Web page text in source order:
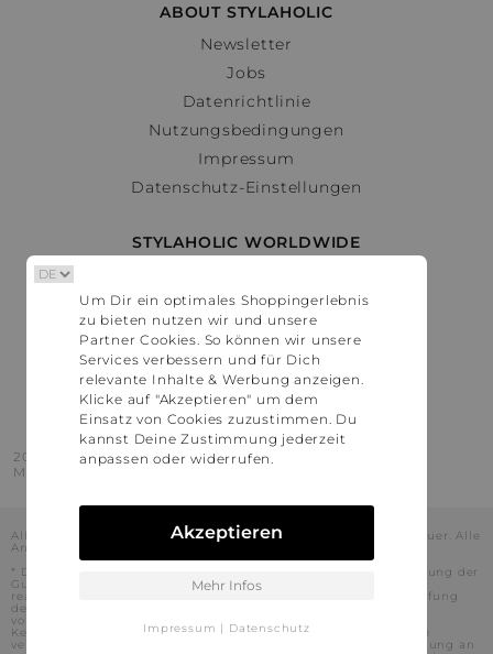
ABOUT STYLAHOLIC
Newsletter
Jobs
Datenrichtlinie
Nutzungsbedingungen
Impressum
Datenschutz-Einstellungen
STYLAHOLIC WORLDWIDE
Österreich
Schweiz
France
United States
2016 - 2026 © Stylaholic.
Made for you with love in munich.
Alle Preise inkl. der jeweils geltenden gesetzlichen Mehrwertsteuer. Alle
Angaben ohne Gewähr.
* Die angezeigten Preise beinhalten Rabatte, die durch die Nutzung der
Gutschein-Codes auf den Seiten unserer Partner voraussichtlich
realisiert werden können. Stylaholic führt keine vollständige Prüfung
der Gutschein-Codes durch und es kann daher in Einzelfällen
vorkommen, dass die Gutscheine abweichend von unserem
Kenntnisstand bei dem jeweiligen Shop nicht oder nur teilweise
verwendet werden können. Darüber hinaus kann deren Verwendung an
Um Dir ein optimales Shoppingerlebnis
zu bieten nutzen wir und unsere
Partner Cookies. So können wir unsere
Services verbessern und für Dich
relevante Inhalte & Werbung anzeigen.
Klicke auf "Akzeptieren" um dem
Einsatz von Cookies zuzustimmen. Du
kannst Deine Zustimmung jederzeit
anpassen oder widerrufen.
Akzeptieren
Mehr Infos
Impressum | Datenschutz